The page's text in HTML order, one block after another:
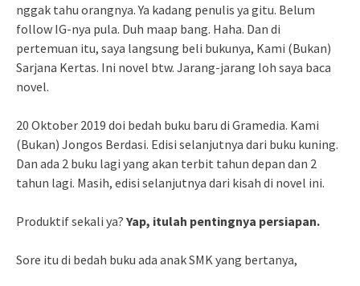
nggak tahu orangnya. Ya kadang penulis ya gitu. Belum
follow IG-nya pula. Duh maap bang. Haha. Dan di
pertemuan itu, saya langsung beli bukunya, Kami (Bukan)
Sarjana Kertas. Ini novel btw. Jarang-jarang loh saya baca
novel.
20 Oktober 2019 doi bedah buku baru di Gramedia. Kami
(Bukan) Jongos Berdasi. Edisi selanjutnya dari buku kuning.
Dan ada 2 buku lagi yang akan terbit tahun depan dan 2
tahun lagi. Masih, edisi selanjutnya dari kisah di novel ini.
Produktif sekali ya? Yap, itulah pentingnya persiapan.
Sore itu di bedah buku ada anak SMK yang bertanya,